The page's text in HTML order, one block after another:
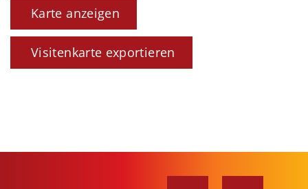
Karte anzeigen
Visitenkarte exportieren